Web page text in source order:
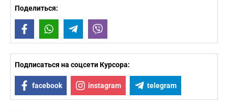
Поделиться:
FacebookWhatsAppTelegram
Подписаться на соцсети Курсора:
facebook instagram telegram